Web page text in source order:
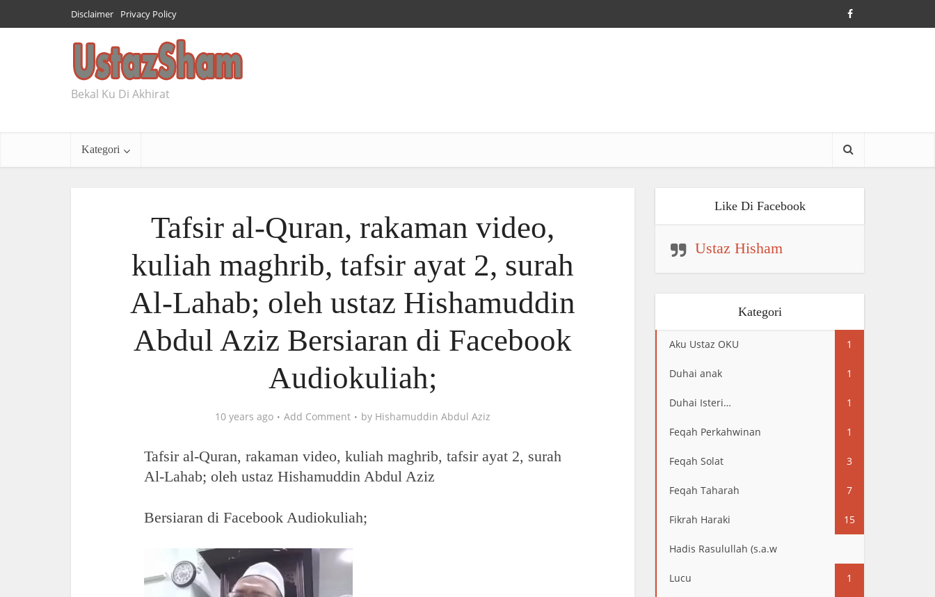
Disclaimer Privacy Policy
Bekal Ku Di Akhirat
Kategori
Tafsir al-Quran, rakaman video,
kuliah maghrib, tafsir ayat 2, surah
Al-Lahab; oleh ustaz Hishamuddin
Abdul Aziz Bersiaran di Facebook
Audiokuliah;
10 years ago Add Comment by Hishamuddin Abdul Aziz
Tafsir al-Quran, rakaman video, kuliah maghrib, tafsir ayat 2, surah
Al-Lahab; oleh ustaz Hishamuddin Abdul Aziz
Bersiaran di Facebook Audiokuliah;
Like Di Facebook
Ustaz Hisham
Kategori
Aku Ustaz OKU 1
Duhai anak 1
Duhai Isteri… 1
Feqah Perkahwinan 1
Feqah Solat 3
Feqah Taharah 7
Fikrah Haraki 15
Hadis Rasulullah (s.a.w
Lucu 1